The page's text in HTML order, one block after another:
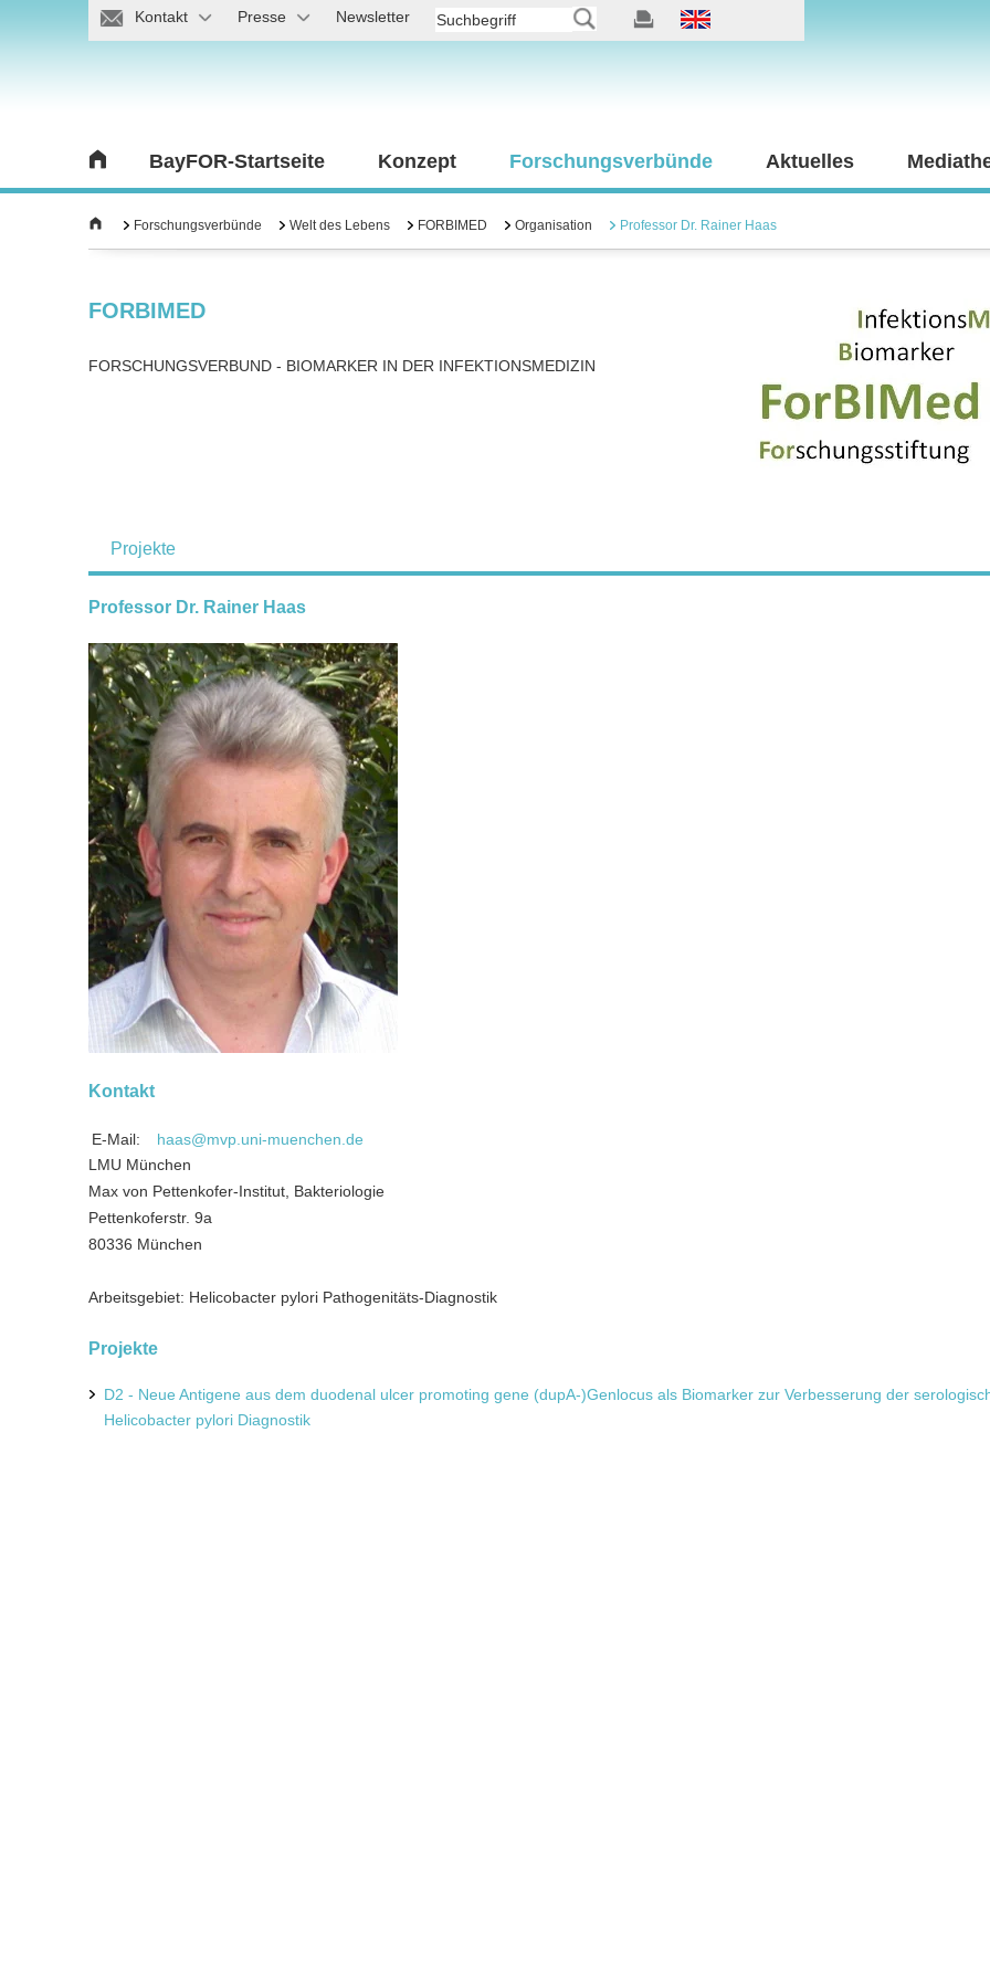
Kontakt Presse Newsletter
BayFOR-Startseite Konzept Forschungsverbünde Aktuelles
Forschungsverbünde Welt des Lebens FORBIMED Organisation Professor Dr. Rainer Haas
FORBIMED
FORSCHUNGSVERBUND - BIOMARKER IN DER INFEKTIONSMEDIZIN
Projekte
Professor Dr. Rainer Haas
Kontakt
E-Mail:
haas@mvp.uni-muenchen.de
LMU München
Max von Pettenkofer-Institut, Bakteriologie
Pettenkoferstr. 9a
80336 München
Arbeitsgebiet: Helicobacter pylori Pathogenitäts-Diagnostik
Projekte
D2 - Neue Antigene aus dem duodenal ulcer promoting gene (dupA-)Genlocus als Biomarker zur Verbesserung der
Helicobacter pylori Diagnostik